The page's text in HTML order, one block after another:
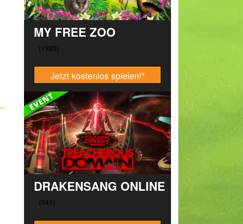
MY FREE ZOO
Jetzt kostenlos spielen!*
DRAKENSANG ONLINE